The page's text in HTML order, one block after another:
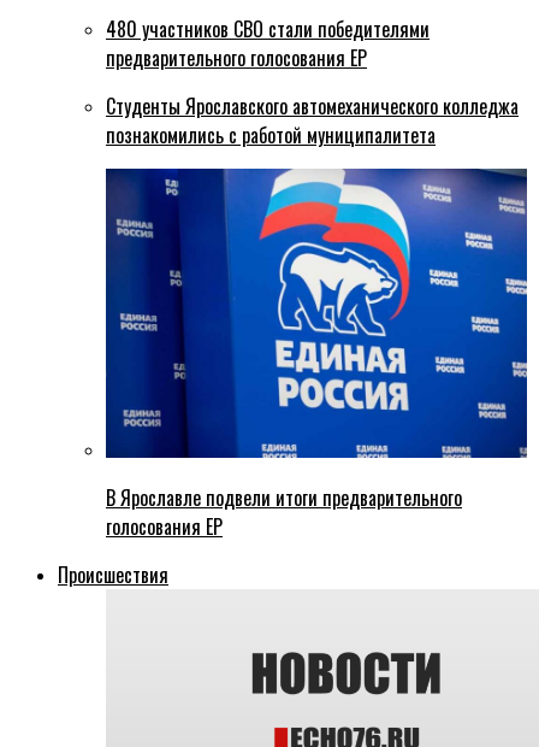
480 участников СВО стали победителями
предварительного голосования ЕР
Студенты Ярославского автомеханического колледжа
познакомились с работой муниципалитета
В Ярославле подвели итоги предварительного
голосования ЕР
Происшествия